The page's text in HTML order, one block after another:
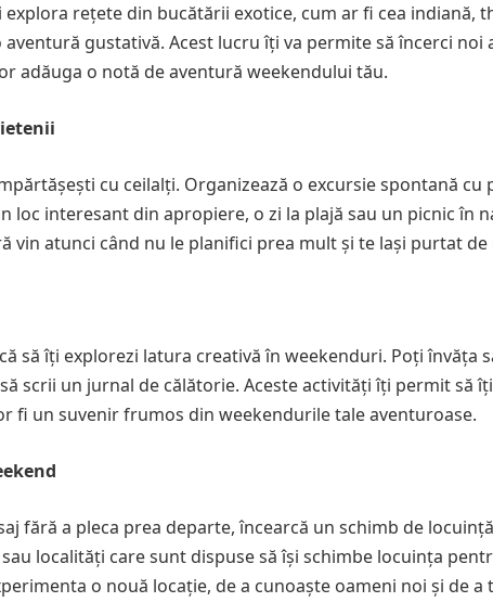
rețete din bucătării exotice, cum ar fi cea indiană,
gustativă. Acest lucru îți va permite să încerci noi
adăuga o notă de aventură weekendului tău.
cu ceilalți. Organizează o excursie spontană cu
loc interesant din apropiere, o zi la plajă sau un picnic în
vin atunci când nu le planifici prea mult și te lași purtat
să îți explorezi latura creativă în weekenduri. Poți învăța
scrii un jurnal de călătorie. Aceste activități îți permit să
fi un suvenir frumos din weekendurile tale aventuroase.
fără a pleca prea departe, încearcă un schimb de
localități care sunt dispuse să își schimbe locuința
o nouă locație, de a cunoaște oameni noi și de a